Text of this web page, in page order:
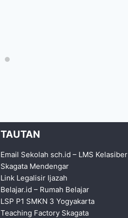
TAUTAN
Email Sekolah sch.id – LMS Kelasiber
Skagata Mendengar
Link Legalisir Ijazah
Belajar.id – Rumah Belajar
LSP P1 SMKN 3 Yogyakarta
Teaching Factory Skagata